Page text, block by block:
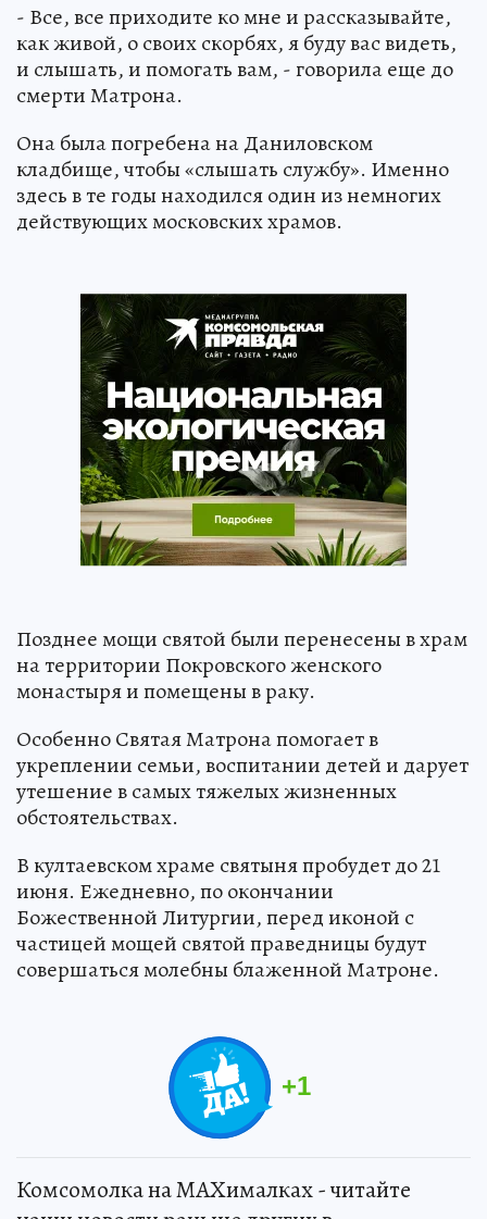
- Все, все приходите ко мне и рассказывайте,
как живой, о своих скорбях, я буду вас видеть,
и слышать, и помогать вам, - говорила еще до
смерти Матрона.
Она была погребена на Даниловском
кладбище, чтобы «слышать службу». Именно
здесь в те годы находился один из немногих
действующих московских храмов.
Позднее мощи святой были перенесены в храм
на территории Покровского женского
монастыря и помещены в раку.
Особенно Святая Матрона помогает в
укреплении семьи, воспитании детей и дарует
утешение в самых тяжелых жизненных
обстоятельствах.
В култаевском храме святыня пробудет до 21
июня. Ежедневно, по окончании
Божественной Литургии, перед иконой с
частицей мощей святой праведницы будут
совершаться молебны блаженной Матроне.
+1
Комсомолка на MAXималках - читайте